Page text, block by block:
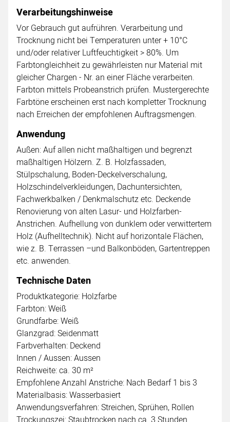
Verarbeitungshinweise
Vor Gebrauch gut aufrühren. Verarbeitung und
Trocknung nicht bei Temperaturen unter + 10°C
und/oder relativer Luftfeuchtigkeit > 80%. Um
Farbtongleichheit zu gewährleisten nur Material mit
gleicher Chargen - Nr. an einer Fläche verarbeiten.
Farbton mittels Probeanstrich prüfen. Mustergerechte
Farbtöne erscheinen erst nach kompletter Trocknung
nach Erreichen der empfohlenen Auftragsmengen.
Anwendung
Außen: Auf allen nicht maßhaltigen und begrenzt
maßhaltigen Hölzern. Z. B. Holzfassaden,
Stülpschalung, Boden-Deckelverschalung,
Holzschindelverkleidungen, Dachuntersichten,
Fachwerkbalken / Denkmalschutz etc. Deckende
Renovierung von alten Lasur- und Holzfarben-
Anstrichen. Aufhellung von dunklem oder verwittertem
Holz (Aufhelltechnik). Nicht auf horizontale Flächen,
wie z. B. Terrassen –und Balkonböden, Gartentreppen
etc. anwenden.
Technische Daten
Produktkategorie: Holzfarbe
Farbton: Weiß
Grundfarbe: Weiß
Glanzgrad: Seidenmatt
Farbverhalten: Deckend
Innen / Aussen: Aussen
Reichweite: ca. 30 m²
Empfohlene Anzahl Anstriche: Nach Bedarf 1 bis 3
Materialbasis: Wasserbasiert
Anwendungsverfahren: Streichen, Sprühen, Rollen